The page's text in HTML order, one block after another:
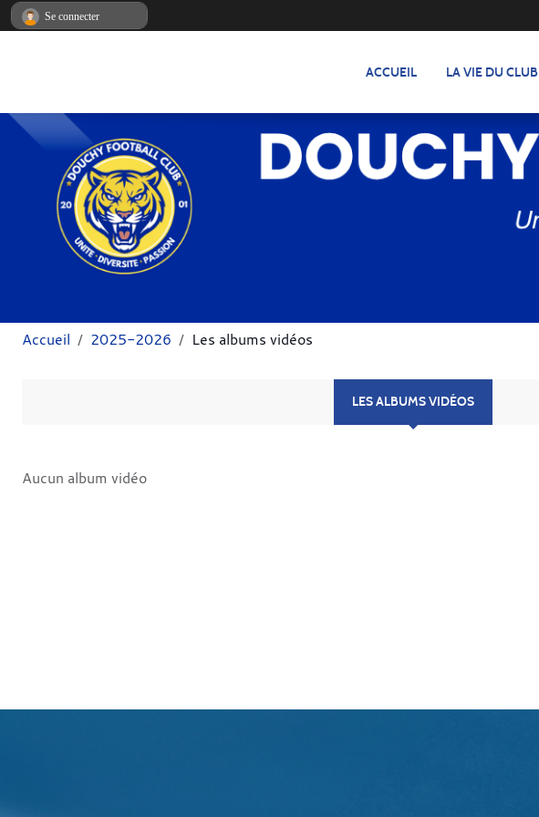
ACCUEIL LA VIE DU CLUB
Accueil 2025-2026 Les albums vidéos
LES ALBUMS VIDÉOS
Aucun album vidéo
Se connecter
Panneau de gestion des cookies